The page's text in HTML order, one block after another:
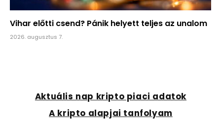
Vihar előtti csend? Pánik helyett teljes az unalom
2026. augusztus 7.
Aktuális nap kripto piaci adatok
A kripto alapjai tanfolyam